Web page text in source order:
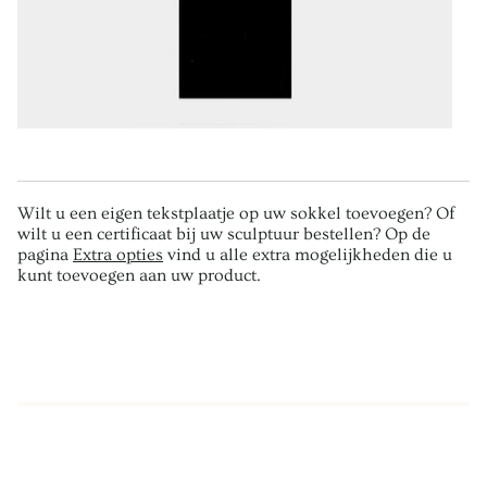
Wilt u een eigen tekstplaatje op uw sokkel toevoegen? Of
wilt u een certificaat bij uw sculptuur bestellen? Op de
pagina Extra opties vind u alle extra mogelijkheden die u
kunt toevoegen aan uw product.